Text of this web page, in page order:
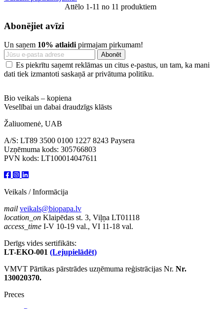
Attēlo 1-11 no 11 produktiem
Abonējiet avīzi
Un saņem 10% atlaidi pirmajam pirkumam!
Es piekrītu saņemt reklāmas un citus e-pastus, un tam, ka mani
dati tiek izmantoti saskaņā ar privātuma politiku.
Bio veikals – kopiena
Veselībai un dabai draudzīgs klāsts
Žaliuomenė, UAB
A/S: LT89 3500 0100 1227 8243 Paysera
Uzņēmuma kods: 305766803
PVN kods: LT100014047611
Veikals / Informācija
mail veikals@biopapa.lv
location_on Klaipēdas st. 3, Viļņa LT01118
access_time I-V 10-19 val., VI 11-18 val.
Derīgs vides sertifikāts:
LT-EKO-001 (Lejupielādēt)
VMVT Pārtikas pārstrādes uzņēmuma reģistrācijas Nr. Nr.
130020370.
Preces